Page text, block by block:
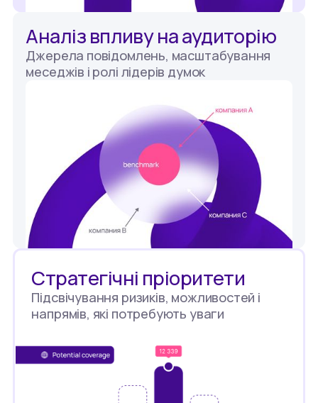
Аналіз впливу на аудиторію
Джерела повідомлень, масштабування
меседжів і ролі лідерів думок
Стратегічні пріоритети
Підсвічування ризиків, можливостей і
напрямів, які потребують уваги